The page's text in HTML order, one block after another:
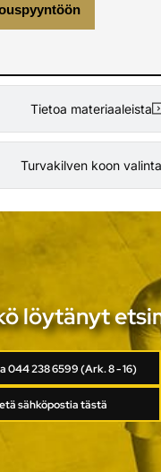
Tietoa materiaaleista
Turvakilven koon valinta
löytänyt
044 238 6599 (Ark. 8 - 16)
sähköpostia tästä